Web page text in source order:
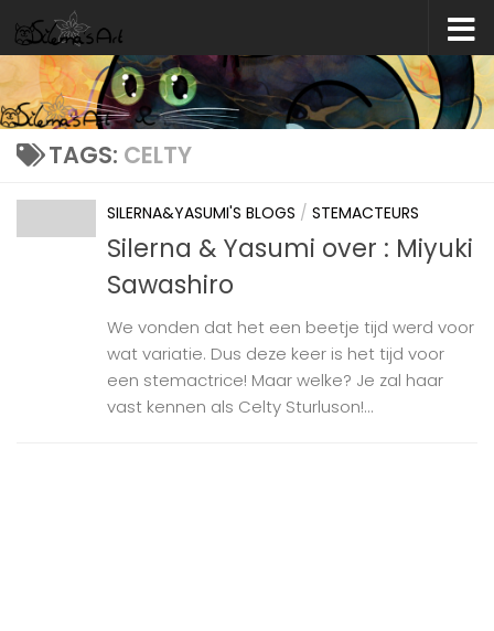
Skip to content
TAGS: CELTY
SILERNA&YASUMI'S BLOGS / STEMACTEURS
Silerna & Yasumi over : Miyuki
Sawashiro
We vonden dat het een beetje tijd werd voor
wat variatie. Dus deze keer is het tijd voor
een stemactrice! Maar welke? Je zal haar
vast kennen als Celty Sturluson!...